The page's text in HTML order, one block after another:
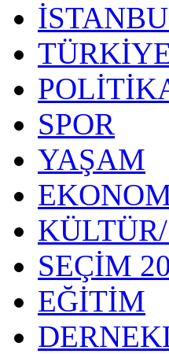
SPOR
YAŞAM
SEÇİM
EĞİTİM